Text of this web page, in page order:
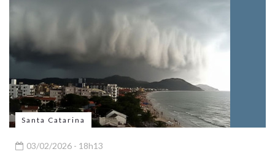
Santa Catarina
03/02/2026 - 18h13